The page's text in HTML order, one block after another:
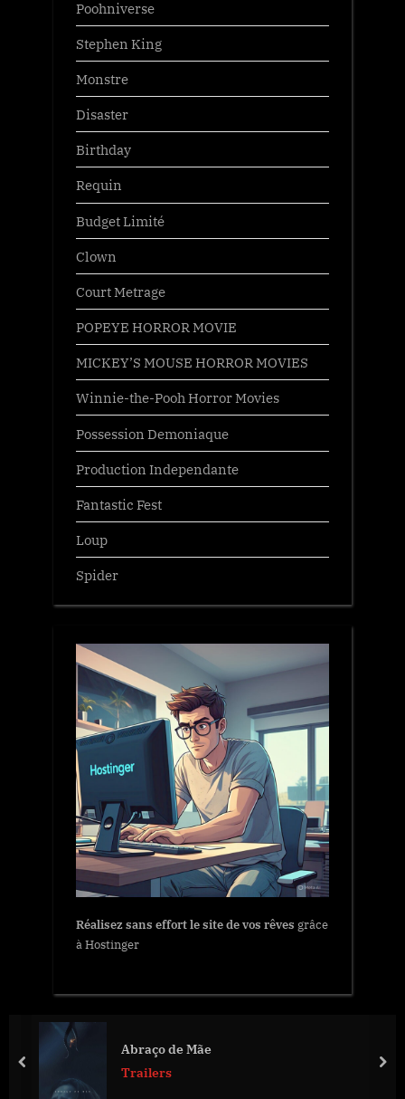
Poohniverse
Stephen King
Monstre
Disaster
Birthday
Requin
Budget Limité
Clown
Court Metrage
POPEYE HORROR MOVIE
MICKEY’S MOUSE HORROR MOVIES
Winnie-the-Pooh Horror Movies
Possession Demoniaque
Production Independante
Fantastic Fest
Loup
Spider
Réalisez sans effort le site de vos rêves grâce
à Hostinger
Abraço de Mãe
Trailers
prev